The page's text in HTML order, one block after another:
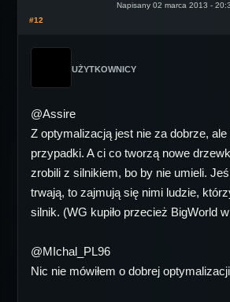
Napisany 02 marca 2013 -
#12
UŻYTKOWNICY
@Assire
Z optymalizacją jest nie za dobrze, ale
przypadki. A ci co tworzą nowe
zrobili z silnikiem, bo by nie umieli.
trwają, to zajmują się nimi ludzie,
silnik. (WG kupiło przecież BigWorld
@MIchal_PL96
Nic nie mówiłem o dobrej